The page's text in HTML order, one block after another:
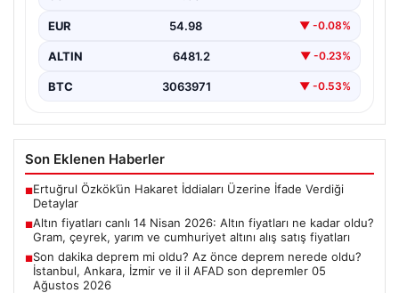
EUR 54.98 ▼ -0.08%
ALTIN 6481.2 ▼ -0.23%
BTC 3063971 ▼ -0.53%
Son Eklenen Haberler
■Ertuğrul Özkök’ün Hakaret İddiaları Üzerine İfade Verdiği
Detaylar
■Altın fiyatları canlı 14 Nisan 2026: Altın fiyatları ne kadar oldu?
Gram, çeyrek, yarım ve cumhuriyet altını alış satış fiyatları
■Son dakika deprem mi oldu? Az önce deprem nerede oldu?
İstanbul, Ankara, İzmir ve il il AFAD son depremler 05
Ağustos 2026